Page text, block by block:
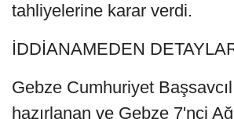
tahliyelerine karar verdi.
İDDİANAMEDEN
Gebze Cumhuriyet
hazırlanan ve Gebze 7'nci